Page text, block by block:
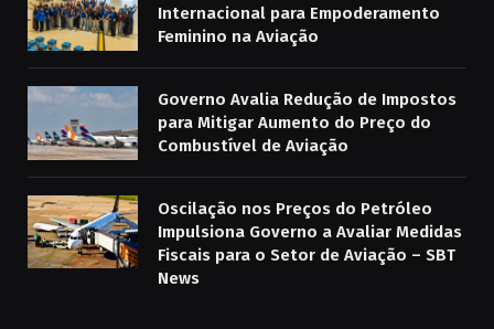
Internacional para Empoderamento
Feminino na Aviação
Governo Avalia Redução de Impostos
para Mitigar Aumento do Preço do
Combustível de Aviação
Oscilação nos Preços do Petróleo
Impulsiona Governo a Avaliar Medidas
Fiscais para o Setor de Aviação – SBT
News